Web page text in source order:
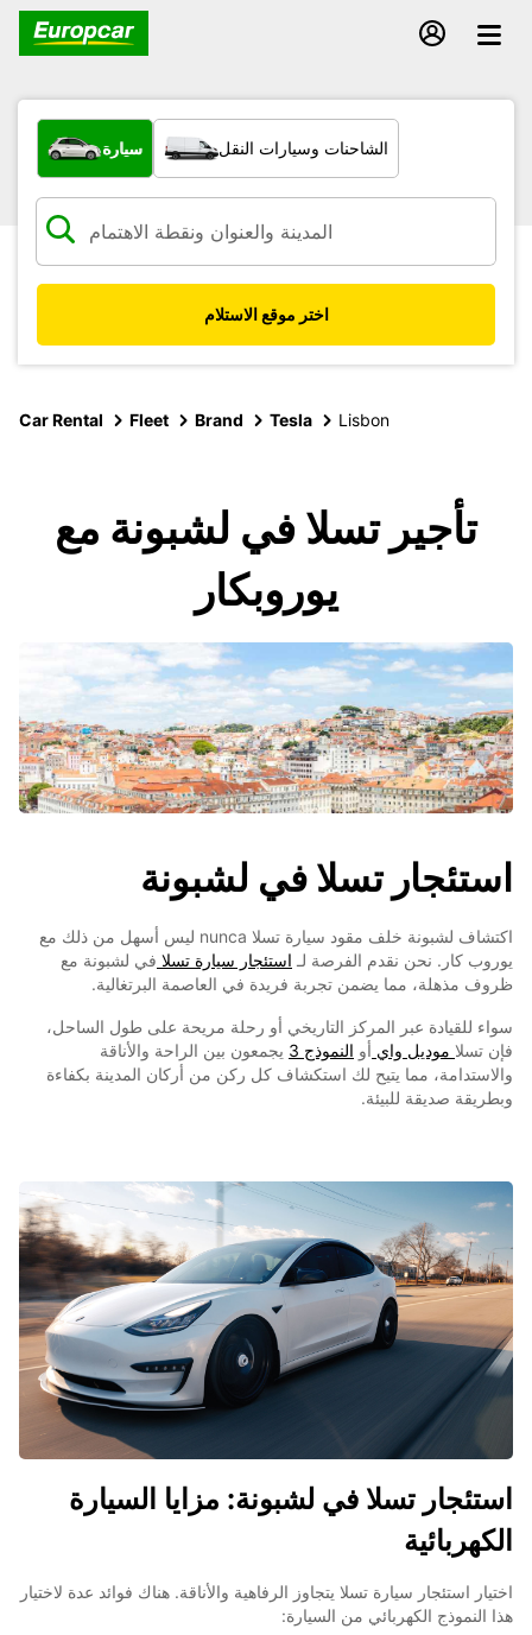
ما نوع المركبة؟
سيارة الشاحنات وسيارات النقل
اختر موقع الاستلام
Car Rental Fleet Brand Tesla Lisbon
تأجير تسلا في لشبونة مع
يوروبكار
استئجار تسلا في لشبونة
اكتشاف لشبونة خلف مقود سيارة تسلا nunca ليس أسهل من ذلك مع
يوروب كار. نحن نقدم الفرصة لـ استئجار سيارة تسلا في لشبونة مع
ظروف مذهلة، مما يضمن تجربة فريدة في العاصمة البرتغالية.
سواء للقيادة عبر المركز التاريخي أو رحلة مريحة على طول الساحل،
فإن تسلا موديل واي أو النموذج 3
يجمعون بين الراحة والأناقة
والاستدامة، مما يتيح لك استكشاف كل ركن من أركان المدينة بكفاءة
وبطريقة صديقة للبيئة.
استئجار تسلا في لشبونة: مزايا السيارة
الكهربائية
اختيار استئجار سيارة تسلا يتجاوز الرفاهية والأناقة. هناك فوائد عدة لاختيار
هذا النموذج الكهربائي من السيارة: